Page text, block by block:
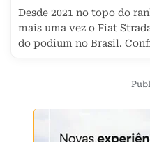
Desde 2021 no topo do
mais uma vez o Fiat
do podium no Brasil.